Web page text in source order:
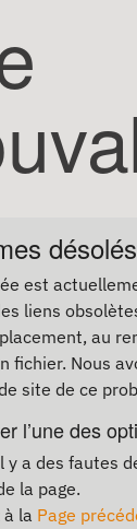
est
liens
au
fichier. Nous
site de ce
l’une des
y a des fautes
la page.
à la Page